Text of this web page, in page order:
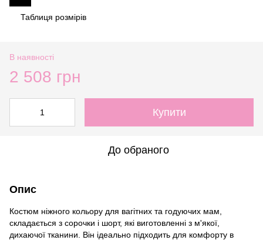
Таблиця розмірів
В наявності
2 508 грн
Купити
До обраного
Опис
Коcтюм ніжного кольору для вагітних та годуючих мам,
складається з сорочки і шорт, які виготовленні з м'якої,
дихаючої тканини. Він ідеально підходить для комфорту в